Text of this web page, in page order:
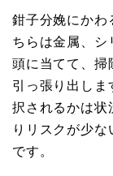
鉗子分娩にかわ
ちらは金属、
頭に当てて、掃
引っ張り出しま
択されるかは状
りリスクが少
です。